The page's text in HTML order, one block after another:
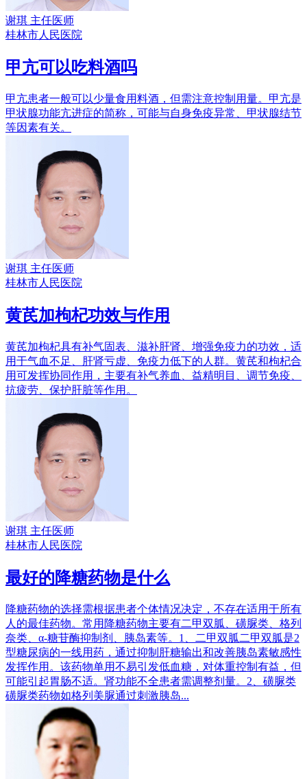
谢琪 主任医师
桂林市人民医院
甲亢可以吃料酒吗
甲亢患者一般可以少量食用料酒，但需注意控制用量。甲亢是
甲状腺功能亢进症的简称，可能与自身免疫异常、甲状腺结节
等因素有关。
谢琪 主任医师
桂林市人民医院
黄芪加枸杞功效与作用
黄芪加枸杞具有补气固表、滋补肝肾、增强免疫力的功效，适
用于气血不足、肝肾亏虚、免疫力低下的人群。黄芪和枸杞合
用可发挥协同作用，主要有补气养血、益精明目、调节免疫、
抗疲劳、保护肝脏等作用。
谢琪 主任医师
桂林市人民医院
最好的降糖药物是什么
降糖药物的选择需根据患者个体情况决定，不存在适用于所有
人的最佳药物。常用降糖药物主要有二甲双胍、磺脲类、格列
奈类、α-糖苷酶抑制剂、胰岛素等。1、二甲双胍二甲双胍是2
型糖尿病的一线用药，通过抑制肝糖输出和改善胰岛素敏感性
发挥作用。该药物单用不易引发低血糖，对体重控制有益，但
可能引起胃肠不适。肾功能不全患者需调整剂量。2、磺脲类
磺脲类药物如格列美脲通过刺激胰岛...